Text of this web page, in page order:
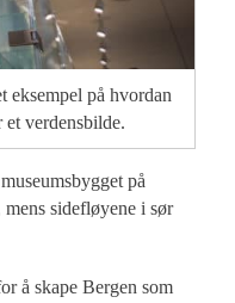
eksempel på hvordan
et verdensbilde.
på
sidefløyene i sør
å skape Bergen som